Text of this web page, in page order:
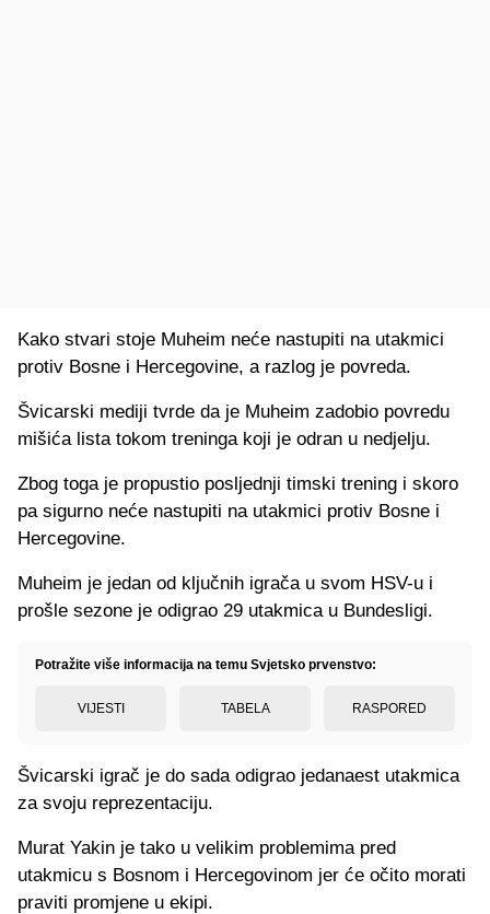
Kako stvari stoje Muheim neće nastupiti na utakmici
protiv Bosne i Hercegovine, a razlog je povreda.
Švicarski mediji tvrde da je Muheim zadobio povredu
mišića lista tokom treninga koji je odran u nedjelju.
Zbog toga je propustio posljednji timski trening i skoro
pa sigurno neće nastupiti na utakmici protiv Bosne i
Hercegovine.
Muheim je jedan od ključnih igrača u svom HSV-u i
prošle sezone je odigrao 29 utakmica u Bundesligi.
Potražite više informacija na temu Svjetsko prvenstvo:
VIJESTI TABELA RASPORED
Švicarski igrač je do sada odigrao jedanaest utakmica
za svoju reprezentaciju.
Murat Yakin je tako u velikim problemima pred
utakmicu s Bosnom i Hercegovinom jer će očito morati
praviti promjene u ekipi.